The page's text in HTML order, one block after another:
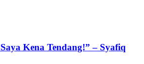
Kena Tendang!” – Syafiq